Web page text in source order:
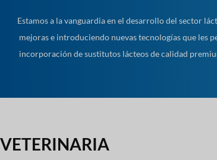
Estamos a la vanguardia en el desarrollo del sector
mejoras e introduciendo nuevas tecnologías que les
incorporación de sustitutos lácteos de calidad
VETERINARIA